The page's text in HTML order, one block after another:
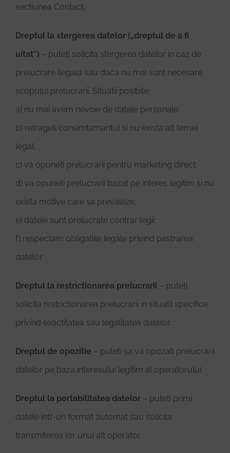
sectiunea Contact.
Dreptul la stergerea datelor („dreptul de a fi
uitat”) – puteti solicita stergerea datelor in caz de
prelucrare ilegala sau daca nu mai sunt necesare
scopului prelucrarii. Situatii posibile:
a) nu mai avem nevoie de datele personale;
b) retrageti consimtamantul si nu exista alt temei
legal;
c) va opuneti prelucrarii pentru marketing direct;
d) va opuneti prelucrarii bazat pe interes legitim si nu
exista motive care sa prevaleze;
e) datele sunt prelucrate contrar legii;
f) respectam obligatiile legale privind pastrarea
datelor.
Dreptul la restrictionarea prelucrarii – puteti
solicita restrictionarea prelucrarii in situatii specifice
privind exactitatea sau legalitatea datelor.
Dreptul de opozitie – puteti sa va opozati prelucrarii
datelor pe baza interesului legitim al operatorului.
Dreptul la portabilitatea datelor– puteti primi
datele intr-un format automat sau solicita
transmiterea lor unui alt operator.